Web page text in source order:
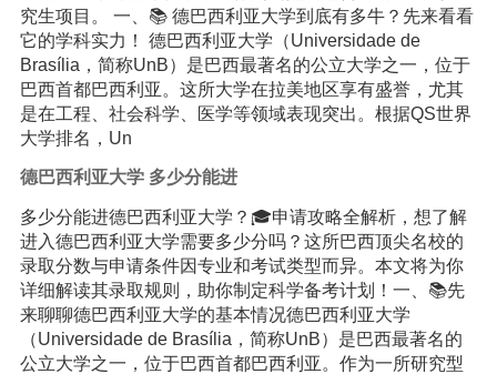
究生项目。 一、📚 德巴西利亚大学到底有多牛？先来看看
它的学科实力！ 德巴西利亚大学（Universidade de
Brasília，简称UnB）是巴西最著名的公立大学之一，位于
巴西首都巴西利亚。这所大学在拉美地区享有盛誉，尤其
是在工程、社会科学、医学等领域表现突出。根据QS世界
大学排名，Un
德巴西利亚大学 多少分能进
多少分能进德巴西利亚大学？🎓申请攻略全解析，想了解
进入德巴西利亚大学需要多少分吗？这所巴西顶尖名校的
录取分数与申请条件因专业和考试类型而异。本文将为你
详细解读其录取规则，助你制定科学备考计划！一、📚先
来聊聊德巴西利亚大学的基本情况德巴西利亚大学
（Universidade de Brasília，简称UnB）是巴西最著名的
公立大学之一，位于巴西首都巴西利亚。作为一所研究型